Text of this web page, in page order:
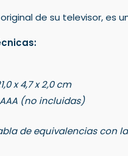
de su televisor, es
x 4,7 x 2,0 cm
AAA (no incluidas)
de equivalencias con